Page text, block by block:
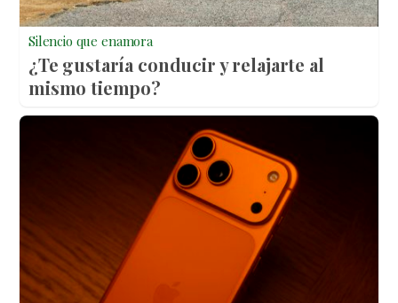
Silencio que enamora
¿Te gustaría conducir y relajarte al
mismo tiempo?